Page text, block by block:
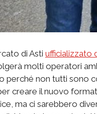
di Asti ufficializzato
molti operatori
perché non tutti sono
creare il nuovo
ma ci sarebbero